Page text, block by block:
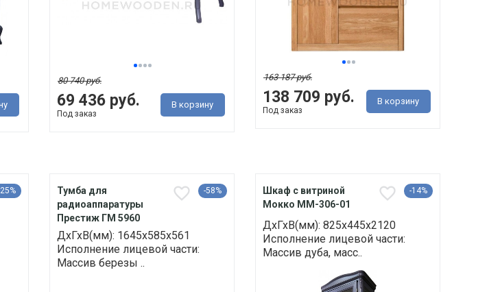
69 436 руб.
80 740 руб.
Под заказ
В корзину 138 709 руб.
163 187 руб.
Под заказ
В корзину
Тумба для
радиоаппаратуры
Престиж ГМ 5960
-58%
ДхГхВ(мм): 1645х585х561
Исполнение лицевой части:
Массив березы ..
Шкаф с витриной
Мокко ММ-306-01
-14%
ДхГхВ(мм): 825х445х2120
Исполнение лицевой части:
Массив дуба, масс..